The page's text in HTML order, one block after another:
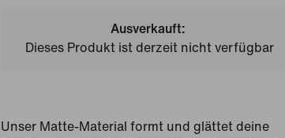
Ausverkauft:
Dieses Produkt ist derzeit nicht verfügbar
Unser Matte-Material formt und glättet deine